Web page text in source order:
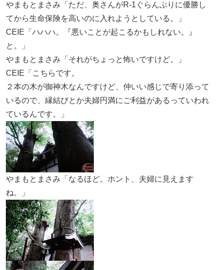
やまもとまさみ「ただ、奥さんがR-1ぐらんぷりに優勝し
てから生命保険を高いのに入れようとしている。」
CEIE「ハハハ。『悪いことが起こるかもしれない。』
と。」
やまもとまさみ「それがちょっと怖いですけど。」
CEIE「こちらです。
２本の木が御神木なんですけど、仲いい感じで寄り添って
いるので、縁結びとか夫婦円満にご利益があるっていわれ
ているんです。」
やまもとまさみ「なるほど。ホント、夫婦に見えます
ね。」